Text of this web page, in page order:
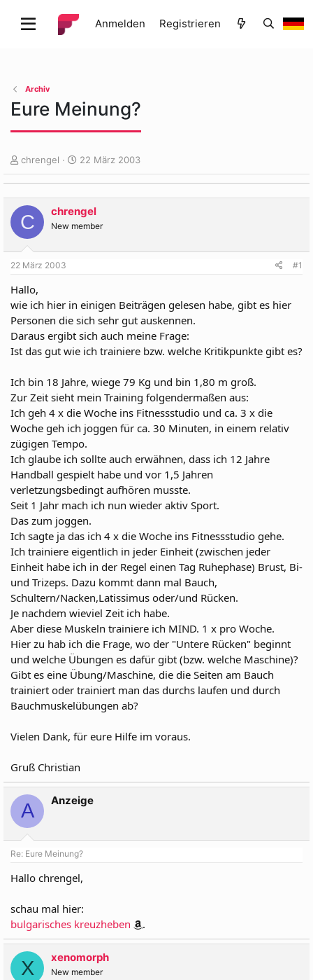
Anmelden Registrieren
Archiv
Eure Meinung?
E
r
s
t
l
l
e
r
chrengel
E
r
s
t
e
l
t
22 März 2003
C chrengel
New member
22 März 2003 #1
Hallo,
wie ich hier in einigen Beiträgen gelesen habe, gibt es hier
Personen die sich sehr gut auskennen.
Daraus ergibt sich auch meine Frage:
Ist das gut wie ich trainiere bzw. welche Kritikpunkte gibt es?
Ich bin 18 Jahre, wiege 79 Kg und bin 1,80 m groß.
Zur Zeit sieht mein Training folgendermaßen aus:
Ich geh 4 x die Woche ins Fitnessstudio und ca. 3 x die
Woche geh ich joggen für ca. 30 Minuten, in einem relativ
zügigen Tempo.
Ich glaube ich sollte auch erwähnen, dass ich 12 Jahre
Handball gespielt habe und vor 1,5 Jahren
verletzungsbedingt aufhören musste.
Seit 1 Jahr mach ich nun wieder aktiv Sport.
Das zum joggen.
Ich sagte ja das ich 4 x die Woche ins Fitnessstudio gehe.
Ich trainiere eigentlich in jeder Einheit (zwischen jeder
Einheit habe ich in der Regel einen Tag Ruhephase) Brust, Bi-
und Trizeps. Dazu kommt dann mal Bauch,
Schultern/Nacken,Latissimus oder/und Rücken.
Je nachdem wieviel Zeit ich habe.
Aber diese Muskeln trainiere ich MIND. 1 x pro Woche.
Hier zu hab ich die Frage, wo der "Untere Rücken" beginnt
und welche Übungen es dafür gibt (bzw. welche Maschine)?
Gibt es eine Übung/Maschine, die die Seiten am Bauch
trainiert oder trainiert man das durchs laufen und durch
Bauchmuskelübungen ab?
Vielen Dank, für eure Hilfe im voraus.
Gruß Christian
A Anzeige
Re: Eure Meinung?
Hallo chrengel,
schau mal hier:
bulgarisches kreuzheben
.
X xenomorph
New member